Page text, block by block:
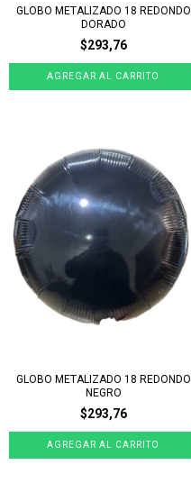
GLOBO METALIZADO 18 REDONDO
DORADO
$293,76
GLOBO METALIZADO 18 REDONDO
NEGRO
$293,76